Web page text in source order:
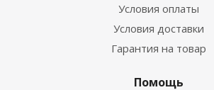
Условия оплаты
Условия доставки
Гарантия на товар
Помощь